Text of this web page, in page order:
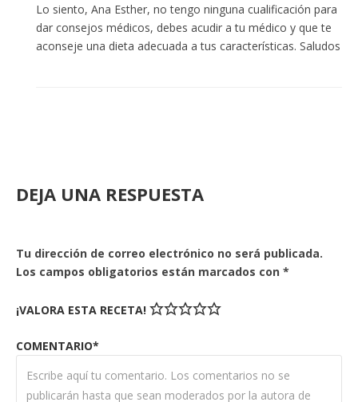
Lo siento, Ana Esther, no tengo ninguna cualificación para
dar consejos médicos, debes acudir a tu médico y que te
aconseje una dieta adecuada a tus características. Saludos
DEJA UNA RESPUESTA
Tu dirección de correo electrónico no será publicada.
Los campos obligatorios están marcados con *
¡VALORA ESTA RECETA!
COMENTARIO*